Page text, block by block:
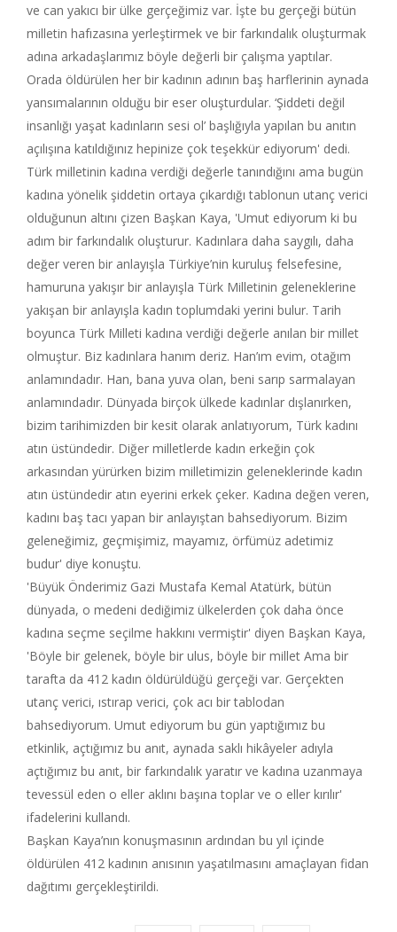
ve can yakıcı bir ülke gerçeğimiz var. İşte bu gerçeği bütün
milletin hafızasına yerleştirmek ve bir farkındalık oluşturmak
adına arkadaşlarımız böyle değerli bir çalışma yaptılar.
Orada öldürülen her bir kadının adının baş harflerinin aynada
yansımalarının olduğu bir eser oluşturdular. ‘Şiddeti değil
insanlığı yaşat kadınların sesi ol’ başlığıyla yapılan bu anıtın
açılışına katıldığınız hepinize çok teşekkür ediyorum' dedi.
Türk milletinin kadına verdiği değerle tanındığını ama bugün
kadına yönelik şiddetin ortaya çıkardığı tablonun utanç verici
olduğunun altını çizen Başkan Kaya, 'Umut ediyorum ki bu
adım bir farkındalık oluşturur. Kadınlara daha saygılı, daha
değer veren bir anlayışla Türkiye’nin kuruluş felsefesine,
hamuruna yakışır bir anlayışla Türk Milletinin geleneklerine
yakışan bir anlayışla kadın toplumdaki yerini bulur. Tarih
boyunca Türk Milleti kadına verdiği değerle anılan bir millet
olmuştur. Biz kadınlara hanım deriz. Han’ım evim, otağım
anlamındadır. Han, bana yuva olan, beni sarıp sarmalayan
anlamındadır. Dünyada birçok ülkede kadınlar dışlanırken,
bizim tarihimizden bir kesit olarak anlatıyorum, Türk kadını
atın üstündedir. Diğer milletlerde kadın erkeğin çok
arkasından yürürken bizim milletimizin geleneklerinde kadın
atın üstündedir atın eyerini erkek çeker. Kadına değen veren,
kadını baş tacı yapan bir anlayıştan bahsediyorum. Bizim
geleneğimiz, geçmişimiz, mayamız, örfümüz adetimiz
budur' diye konuştu.
'Büyük Önderimiz Gazi Mustafa Kemal Atatürk, bütün
dünyada, o medeni dediğimiz ülkelerden çok daha önce
kadına seçme seçilme hakkını vermiştir' diyen Başkan Kaya,
'Böyle bir gelenek, böyle bir ulus, böyle bir millet Ama bir
tarafta da 412 kadın öldürüldüğü gerçeği var. Gerçekten
utanç verici, ıstırap verici, çok acı bir tablodan
bahsediyorum. Umut ediyorum bu gün yaptığımız bu
etkinlik, açtığımız bu anıt, aynada saklı hikâyeler adıyla
açtığımız bu anıt, bir farkındalık yaratır ve kadına uzanmaya
tevessül eden o eller aklını başına toplar ve o eller kırılır'
ifadelerini kullandı.
Başkan Kaya’nın konuşmasının ardından bu yıl içinde
öldürülen 412 kadının anısının yaşatılmasını amaçlayan fidan
dağıtımı gerçekleştirildi.